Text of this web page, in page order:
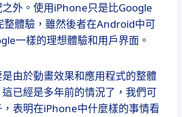
外。使用iPhone只是比Google
整體驗，雖然後者在Android中可
一樣的理想體驗和用戶界面。
由於動畫效果和應用程式的整體
已經是多年前的情況了，我們可
表明在iPhone中什麼樣的事情看